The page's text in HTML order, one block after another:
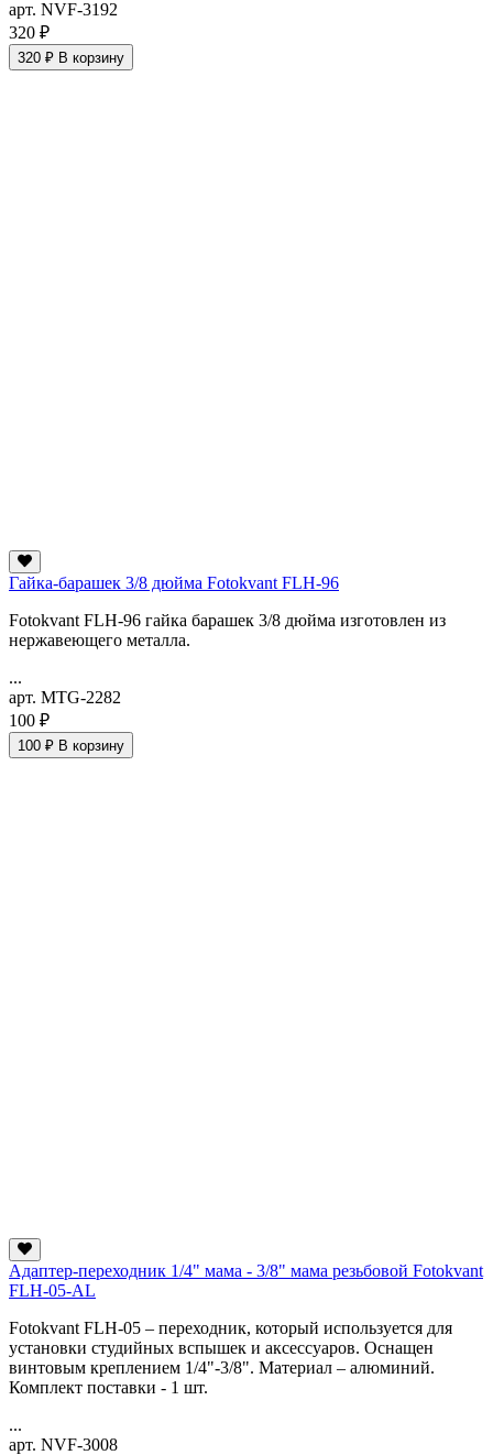
арт. NVF-3192
320 ₽
320 ₽ В корзину
Гайка-барашек 3/8 дюйма Fotokvant FLH-96
Fotokvant FLH-96 гайка барашек 3/8 дюйма изготовлен из
нержавеющего металла.
...
арт. MTG-2282
100 ₽
100 ₽ В корзину
Адаптер-переходник 1/4" мама - 3/8" мама резьбовой Fotokvant
FLH-05-AL
Fotokvant FLH-05 – переходник, который используется для
установки студийных вспышек и аксессуаров. Оснащен
винтовым креплением 1/4"-3/8". Материал – алюминий.
Комплект поставки - 1 шт.
...
арт. NVF-3008